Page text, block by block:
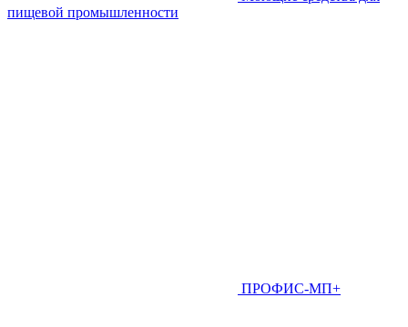
пищевой промышленности
ПРОФИС-МП+